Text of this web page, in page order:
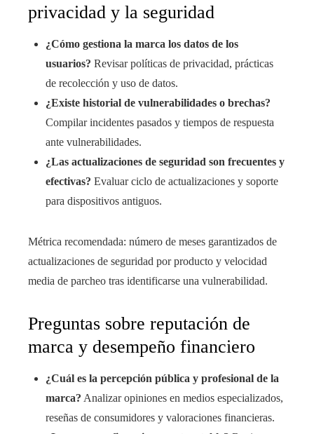
privacidad y la seguridad
¿Cómo gestiona la marca los datos de los
usuarios? Revisar políticas de privacidad, prácticas
de recolección y uso de datos.
¿Existe historial de vulnerabilidades o brechas?
Compilar incidentes pasados y tiempos de respuesta
ante vulnerabilidades.
¿Las actualizaciones de seguridad son frecuentes y
efectivas? Evaluar ciclo de actualizaciones y soporte
para dispositivos antiguos.
Métrica recomendada: número de meses garantizados de
actualizaciones de seguridad por producto y velocidad
media de parcheo tras identificarse una vulnerabilidad.
Preguntas sobre reputación de
marca y desempeño financiero
¿Cuál es la percepción pública y profesional de la
marca? Analizar opiniones en medios especializados,
reseñas de consumidores y valoraciones financieras.